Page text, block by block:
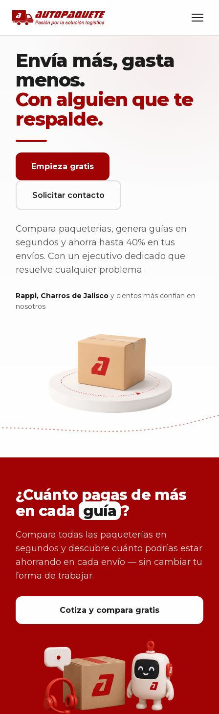
Envía más, gasta
menos.
Con alguien que te
respalde.
Empieza gratis
Solicitar contacto
Compara paqueterías, genera guías en
segundos y ahorra hasta 40% en tus
envíos. Con un ejecutivo dedicado que
resuelve cualquier problema.
Rappi, Charros de Jalisco y cientos más confían en
nosotros
¿Cuánto pagas de más
en cada guía ?
Compara todas las paqueterías en
segundos y descubre cuánto podrías estar
ahorrando en cada envío — sin cambiar tu
forma de trabajar.
Cotiza y compara gratis